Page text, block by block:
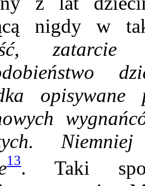
nigdy w
13. Taki